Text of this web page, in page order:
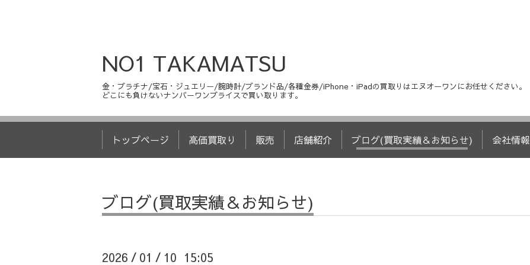
NO1 TAKAMATSU
金・プラチナ/宝石・ジュエリー/腕時計/ブランド品/各種金券/iPhone・iPadの買取りはエヌオーワンにお任せください。
どこにも負けないナンバーワンプライスで買い取ります。
トップページ 高価買取り 販売 店舗紹介 ブログ(買取実績＆お知らせ) 会社情報
ブログ(買取実績＆お知らせ)
2026 / 01 / 10 15:05